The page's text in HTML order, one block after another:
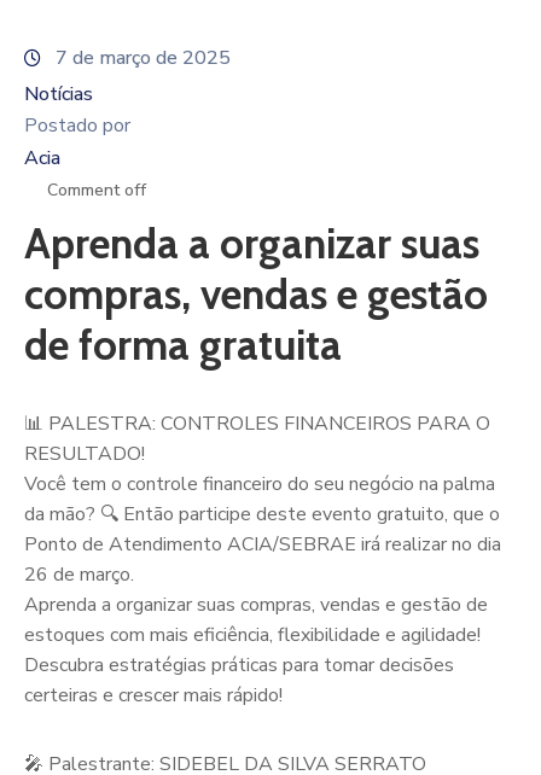
7 de março de 2025
Notícias
Postado por
Acia
Comment off
Aprenda a organizar suas
compras, vendas e gestão
de forma gratuita
📊 PALESTRA: CONTROLES FINANCEIROS PARA O
RESULTADO!
Você tem o controle financeiro do seu negócio na palma
da mão? 🔍 Então participe deste evento gratuito, que o
Ponto de Atendimento ACIA/SEBRAE irá realizar no dia
26 de março.
Aprenda a organizar suas compras, vendas e gestão de
estoques com mais eficiência, flexibilidade e agilidade!
Descubra estratégias práticas para tomar decisões
certeiras e crescer mais rápido!
🎤 Palestrante: SIDEBEL DA SILVA SERRATO